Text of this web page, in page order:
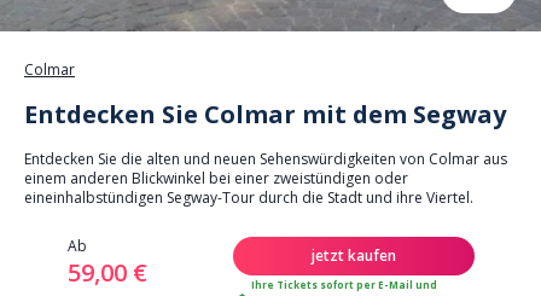
Colmar
Entdecken Sie Colmar mit dem Segway
Entdecken Sie die alten und neuen Sehenswürdigkeiten von Colmar aus
einem anderen Blickwinkel bei einer zweistündigen oder
eineinhalbstündigen Segway-Tour durch die Stadt und ihre Viertel.
Ab
59,00 €
jetzt kaufen
Ihre Tickets sofort per E-Mail und